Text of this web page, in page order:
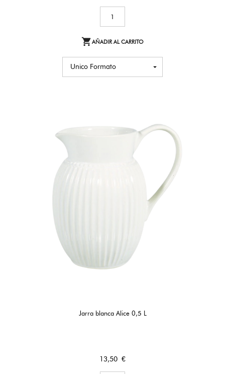
AÑADIR AL CARRITO
Jarra blanca Alice 0,5 L
Precio
13,50 €